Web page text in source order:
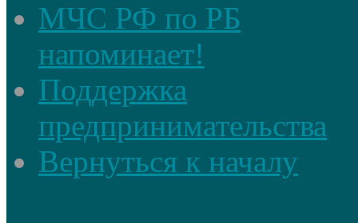
МЧС РФ по РБ
напоминает!
Поддержка
предпринимательства
Вернуться к началу